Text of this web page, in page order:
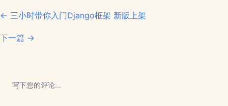
← 三小时带你入门Django框架 新版上架
下一篇 →